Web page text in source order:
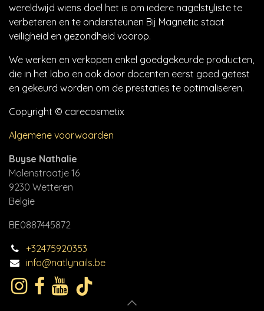
wereldwijd wiens doel het is om iedere nagelstyliste te
verbeteren en te ondersteunen Bij Magnetic staat
veiligheid en gezondheid voorop.
We werken en verkopen enkel goedgekeurde producten,
die in het labo en ook door docenten eerst goed getest
en gekeurd worden om de prestaties te optimaliseren.
Copyright © carecosmetix
Algemene voorwaarden
Buyse Nathalie
Molenstraatje 16
9230 Wetteren
Belgie
BE0887445872
+32475920353
info@natlynails.be